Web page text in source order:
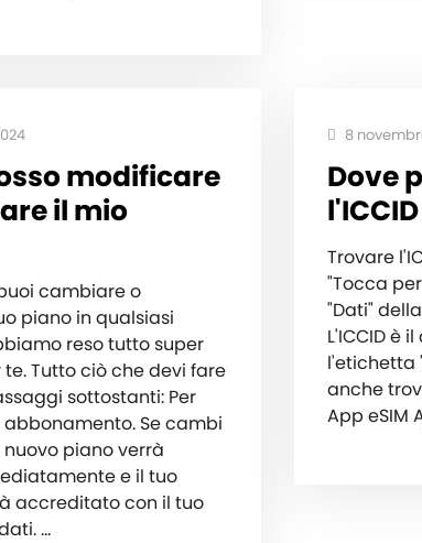
modificare
il mio
puoi cambiare o
piano in qualsiasi
reso tutto super
Tutto ciò che devi fare
sottostanti: Per
Se cambi
piano verrà
e il tuo
accreditato con il tuo
…
8
Dove
Trovare
"Tocca
"Dati"
L'ICCID è
l'etichetta
anche
App eSIM